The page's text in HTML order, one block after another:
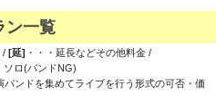
ン一覧
/ [延] ・・・延長などその他料金 /
ソロ(バンドNG)
バンドを集めてライブを行う形式の可否・価